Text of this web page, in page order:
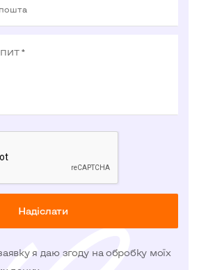
*
Надіслати
я даю згоду на обробку моїх